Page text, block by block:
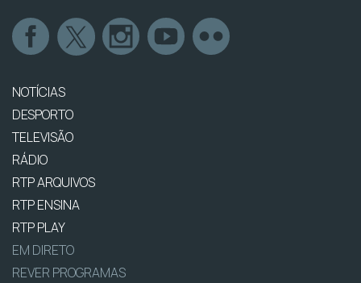
NOTÍCIAS
DESPORTO
TELEVISÃO
RÁDIO
RTP ARQUIVOS
RTP ENSINA
RTP PLAY
EM DIRETO
REVER PROGRAMAS